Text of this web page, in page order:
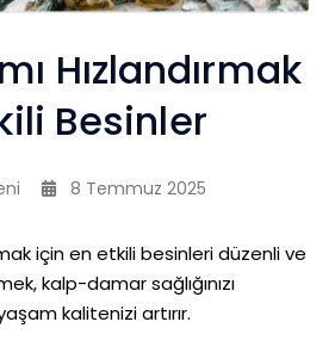
Hızlandırmak
Besinler
8 Temmuz 2025
için en etkili besinleri düzenli ve
kalp-damar sağlığınızı
kalitenizi artırır.